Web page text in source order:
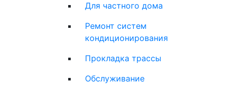
Для частного дома
Ремонт систем
кондиционирования
Прокладка трассы
Обслуживание